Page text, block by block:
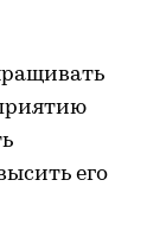
его